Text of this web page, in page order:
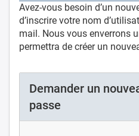
Avez-vous besoin d’un
d’inscrire votre nom
mail. Nous vous enverrons
permettra de créer un
Demander un
passe